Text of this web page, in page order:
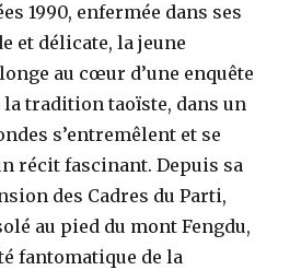
1990, enfermée dans ses
et délicate, la jeune
au cœur d’une enquête
tradition taoïste, dans un
s’entremêlent et se
récit fascinant. Depuis sa
des Cadres du Parti,
au pied du mont Fengdu,
fantomatique de la